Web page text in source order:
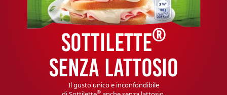
SOTTILETTE®
SENZA LATTOSIO
Il gusto unico e inconfondibile
®